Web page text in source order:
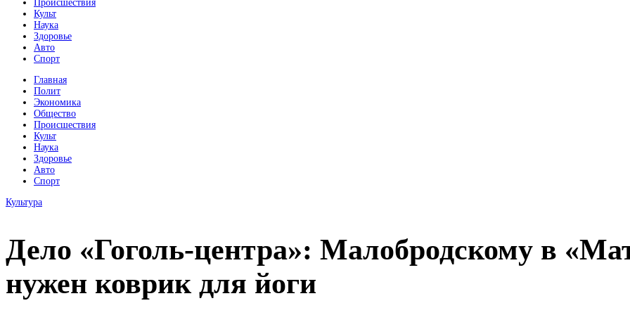
Происшествия
Культ
Наука
Здоровье
Авто
Спорт
Главная
Полит
Экономика
Общество
Происшествия
Культ
Наука
Здоровье
Авто
Спорт
Культура
Дело «Гоголь-центра»: Малобродскому в
нужен коврик для йоги